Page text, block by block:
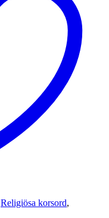
Religiösa korsord,